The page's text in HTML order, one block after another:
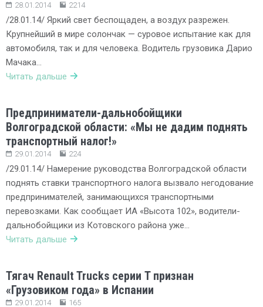
28.01.2014 2214
/28.01.14/ Яркий свет беспощаден, а воздух разрежен.
Крупнейший в мире солончак — суровое испытание как для
автомобиля, так и для человека. Водитель грузовика Дарио
Мачака…
Читать дальше
Предприниматели-дальнобойщики
Волгоградской области: «Мы не дадим поднять
транспортный налог!»
29.01.2014 224
/29.01.14/ Намерение руководства Волгоградской области
поднять ставки транспортного налога вызвало негодование
предпринимателей, занимающихся транспортными
перевозками. Как сообщает ИА «Высота 102», водители-
дальнобойщики из Котовского района уже…
Читать дальше
Тягач Renault Trucks серии T признан
«Грузовиком года» в Испании
29.01.2014 165